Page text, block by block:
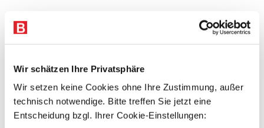
Wir schätzen Ihre Privatsphäre
Wir setzen keine Cookies ohne Ihre Zustimmung, außer
technisch notwendige. Bitte treffen Sie jetzt eine
Entscheidung bzgl. Ihrer Cookie-Einstellungen:
Fachböden
Fachmaß: 1.285 x 300 mm (BxT)
Anzahl der Böden: 7
3-fach gekantet, 40 mm Rohrkante, für
außergewöhnliche Stabilität